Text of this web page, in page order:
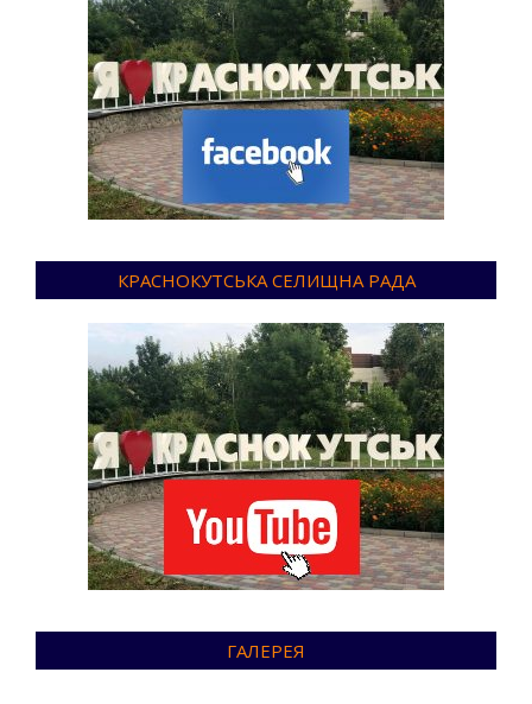
КРАСНОКУТСЬКА СЕЛИЩНА РАДА
ГАЛЕРЕЯ